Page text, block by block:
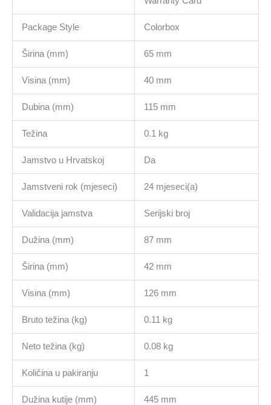
Package Style Colorbox
Širina (mm) 65 mm
Visina (mm) 40 mm
Dubina (mm) 115 mm
Težina 0.1 kg
Jamstvo u Hrvatskoj Da
Jamstveni rok (mjeseci) 24 mjeseci(a)
Validacija jamstva Serijski broj
Dužina (mm) 87 mm
Širina (mm) 42 mm
Visina (mm) 126 mm
Bruto težina (kg) 0.11 kg
Neto težina (kg) 0.08 kg
Količina u pakiranju 1
Dužina kutije (mm) 445 mm